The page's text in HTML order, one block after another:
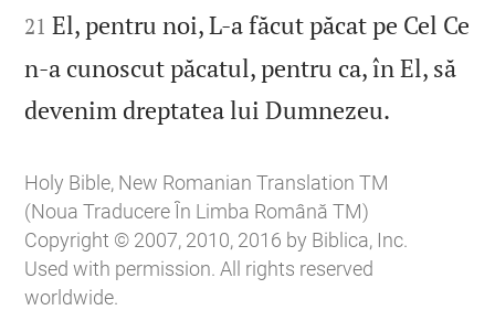
21 El, pentru noi, L‑a făcut păcat pe Cel Ce
n‑a cunoscut păcatul, pentru ca, în El, să
devenim dreptatea lui Dumnezeu.
Holy Bible, New Romanian Translation TM
(Noua Traducere În Limba Română TM)
Copyright © 2007, 2010, 2016 by Biblica, Inc.
Used with permission. All rights reserved
worldwide.